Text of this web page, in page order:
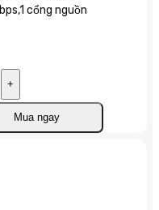
cổng nguồn
Mua ngay